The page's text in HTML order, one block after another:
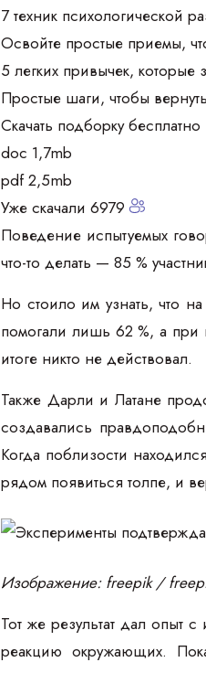
7 техник психологической
Освойте простые приемы,
5 легких привычек, которые
Простые шаги, чтобы
Скачать подборку бесплатно
doc 1,7mb
pdf 2,5mb
Уже скачали 6979
Поведение испытуемых
что-то делать — 85 %
Но стоило им узнать, что
помогали лишь 62 %, а при
итоге никто не действовал.
Также Дарли и Латане
создавались
Когда поблизости
рядом появиться толпе, и
Изображение: freepik /
Тот же результат дал опыт
реакцию окружающих.